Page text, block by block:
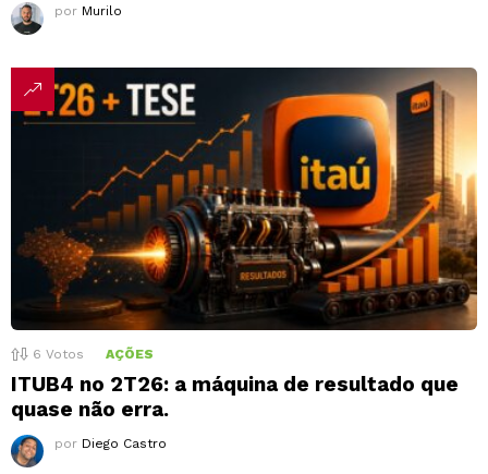
por Murilo
6 Votos AÇÕES
ITUB4 no 2T26: a máquina de resultado que
quase não erra.
por Diego Castro